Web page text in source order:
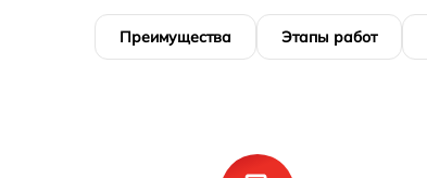
Преимущества Этапы работ